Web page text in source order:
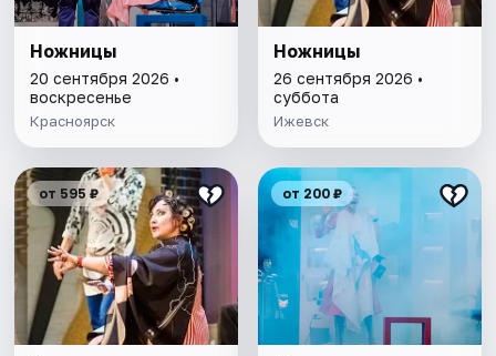
Ножницы
20 сентября 2026 •
воскресенье
Красноярск
Ножницы
26 сентября 2026 •
суббота
Ижевск
от 595 ₽ от 200 ₽